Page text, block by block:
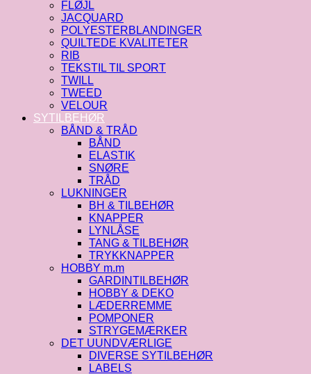
FLØJL
JACQUARD
POLYESTERBLANDINGER
QUILTEDE KVALITETER
RIB
TEKSTIL TIL SPORT
TWILL
TWEED
VELOUR
SYTILBEHØR
BÅND & TRÅD
BÅND
ELASTIK
SNØRE
TRÅD
LUKNINGER
BH & TILBEHØR
KNAPPER
LYNLÅSE
TANG & TILBEHØR
TRYKKNAPPER
HOBBY m.m
GARDINTILBEHØR
HOBBY & DEKO
LÆDERREMME
POMPONER
STRYGEMÆRKER
DET UUNDVÆRLIGE
DIVERSE SYTILBEHØR
LABELS